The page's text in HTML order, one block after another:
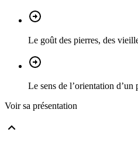
Le goût des pierres, des
Le sens de l’orientation d’un
Voir sa présentation